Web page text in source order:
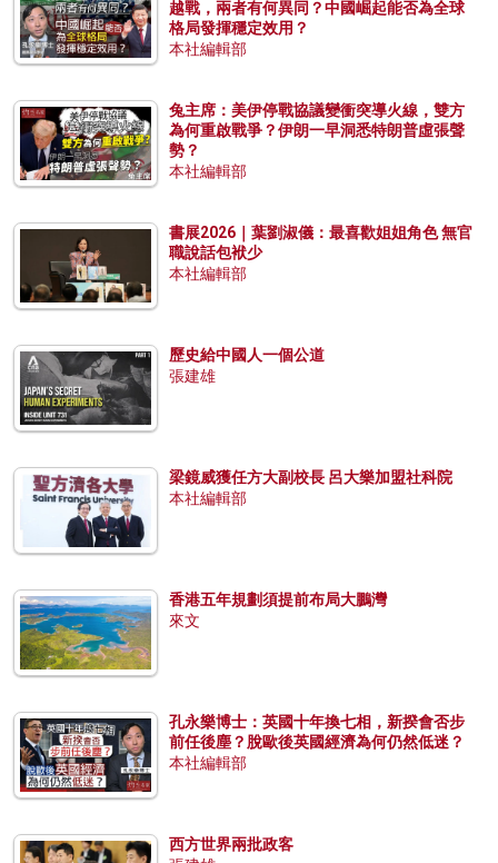
越戰，兩者有何異同？中國崛起能否為全球
格局發揮穩定效用？
本社編輯部
兔主席：美伊停戰協議變衝突導火線，雙方
為何重啟戰爭？伊朗一早洞悉特朗普虛張聲
勢？
本社編輯部
書展2026｜葉劉淑儀：最喜歡姐姐角色 無官
職說話包袱少
本社編輯部
歷史給中國人一個公道
張建雄
梁鏡威獲任方大副校長 呂大樂加盟社科院
本社編輯部
香港五年規劃須提前布局大鵬灣
來文
孔永樂博士：英國十年換七相，新揆會否步
前任後塵？脫歐後英國經濟為何仍然低迷？
本社編輯部
西方世界兩批政客